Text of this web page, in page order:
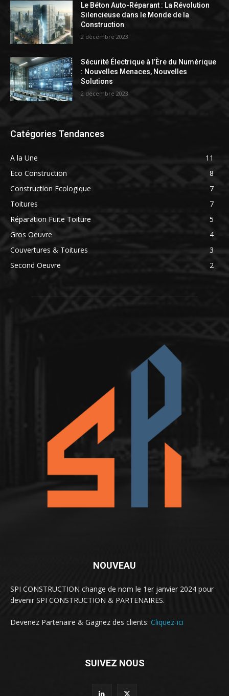
Le Béton Auto-Réparant : La Révolution
Silencieuse dans le Monde de la
Construction
2 décembre 2023
Sécurité Électrique à l’Ère du Numérique
: Nouvelles Menaces, Nouvelles
Solutions
2 décembre 2023
Catégories Tendances
A la Une
11
Eco Construction
8
Construction Ecologique
7
Toitures
7
Réparation Fuite Toiture
5
Gros Oeuvre
4
Couvertures & Toitures
3
Second Oeuvre
2
NOUVEAU
SPI CONSTRUCTION change de nom le 1er janvier 2024 pour
devenir SPI CONSTRUCTION & PARTENAIRES.
Devenez Partenaire & Gagnez des clients: Cliquez-ici
SUIVEZ NOUS